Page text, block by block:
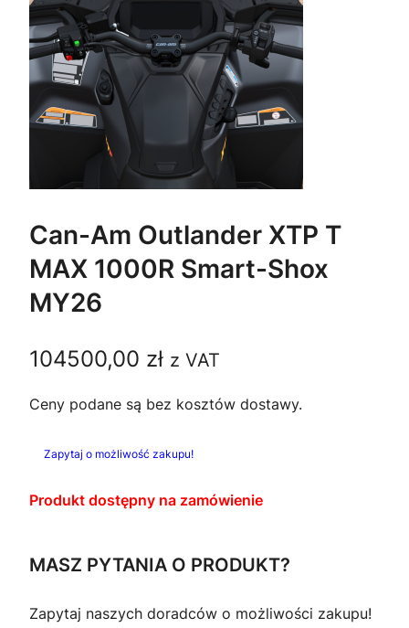
Can-Am Outlander XTP T
MAX 1000R Smart-Shox
MY26
104500,00 zł z VAT
Ceny podane są bez kosztów dostawy.
Zapytaj o możliwość zakupu!
Produkt dostępny na zamówienie
MASZ PYTANIA O PRODUKT?
Zapytaj naszych doradców o możliwości zakupu!